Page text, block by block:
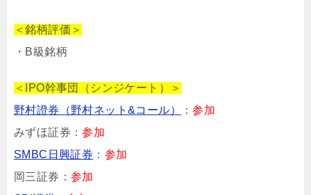
＜銘柄評価＞
・B級銘柄
＜IPO幹事団（シンジケート）＞
野村證券（野村ネット&コール）
：参加
みずほ証券：参加
SMBC日興証券 ： 参加
岡三証券： 参加